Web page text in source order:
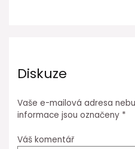
Diskuze
Vaše e-mailová adresa
informace jsou označeny *
Váš komentář